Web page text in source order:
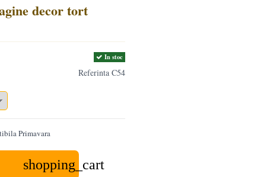
decor tort
Referinta C54
In stoc
Primavara
shopping_cart